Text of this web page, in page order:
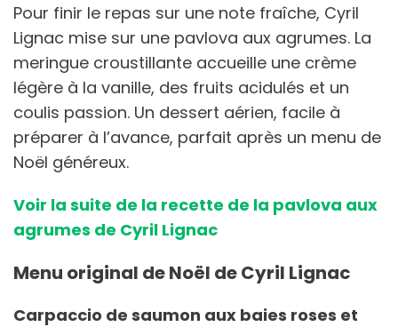
Pour finir le repas sur une note fraîche, Cyril
Lignac mise sur une pavlova aux agrumes. La
meringue croustillante accueille une crème
légère à la vanille, des fruits acidulés et un
coulis passion. Un dessert aérien, facile à
préparer à l’avance, parfait après un menu de
Noël généreux.
Voir la suite de la recette de la pavlova aux
agrumes de Cyril Lignac
Menu original de Noël de Cyril Lignac
Carpaccio de saumon aux baies roses et